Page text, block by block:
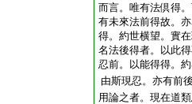
而言。唯有法倶得
有未來法前得故。
得。約世横望。實
名法後得者。以此
忍前。以能得得。
由斯現忍。亦有前
用論之者。現在道